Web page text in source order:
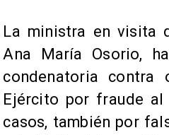
La ministra en visita
Ana María Osorio,
condenatoria contra
Ejército por fraude al
casos, también por